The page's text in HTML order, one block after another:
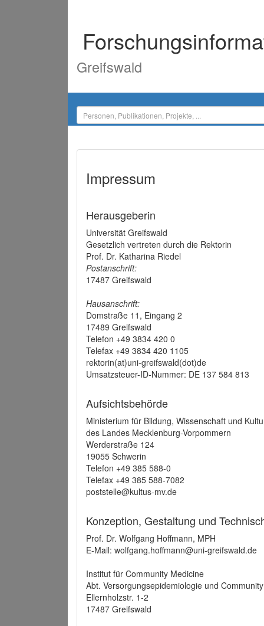
Greifswald
Impressum
Herausgeberin
Universität Greifswald
Gesetzlich vertreten durch die Rektorin
Prof. Dr. Katharina Riedel
Postanschrift:
17487 Greifswald
Hausanschrift:
Domstraße 11, Eingang 2
17489 Greifswald
Telefon +49 3834 420 0
Telefax +49 3834 420 1105
rektorin(at)uni-greifswald(dot)de
Umsatzsteuer-ID-Nummer: DE 137 584 813
Aufsichtsbehörde
Ministerium für Bildung, Wissenschaft und
des Landes Mecklenburg-Vorpommern
Werderstraße 124
19055 Schwerin
Telefon +49 385 588-0
Telefax +49 385 588-7082
poststelle@kultus-mv.de
Konzeption, Gestaltung und
Prof. Dr. Wolfgang Hoffmann, MPH
E-Mail: wolfgang.hoffmann@uni-greifswald.de
Institut für Community Medicine
Abt. Versorgungsepidemiologie und
Ellernholzstr. 1-2
17487 Greifswald